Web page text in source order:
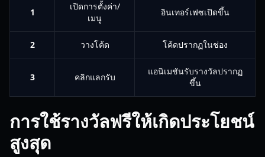
1
เปิดการตั้งค่า/
เมนู
อินเทอร์เฟซเปิดขึ้น
2 วางโค้ด โค้ดปรากฏในช่อง
3 คลิกแลกรับ
แอนิเมชันรับรางวัลปรากฏ
ขึ้น
การใช้รางวัลฟรีให้เกิดประโยชน์
สูงสุด